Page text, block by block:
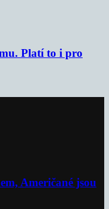
Platí to i pro
Američané jsou